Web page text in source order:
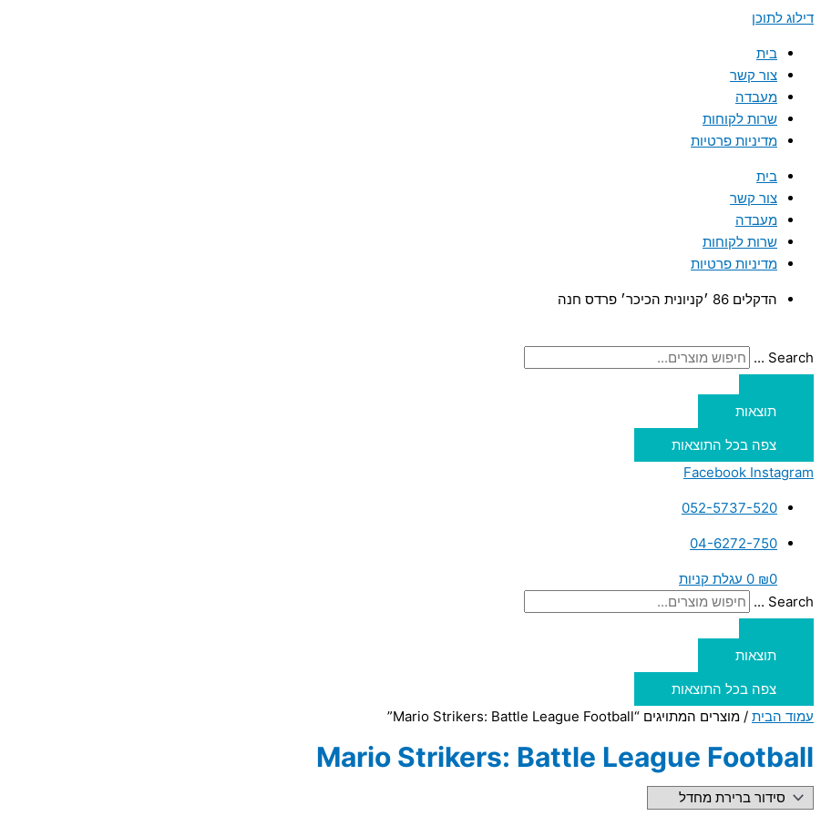
דילוג לתוכן
בית
צור קשר
מעבדה
שרות לקוחות
מדיניות פרטיות
בית
צור קשר
מעבדה
שרות לקוחות
מדיניות פרטיות
הדקלים 86 ׳קניונית הכיכר׳ פרדס חנה
Search ...
תוצאות
צפה בכל התוצאות
Facebook Instagram
052-5737-520
04-6272-750
₪0
0 עגלת קניות
Search ...
תוצאות
צפה בכל התוצאות
עמוד הבית / מוצרים המתויגים “Mario Strikers: Battle League Football”
Mario Strikers: Battle League Football